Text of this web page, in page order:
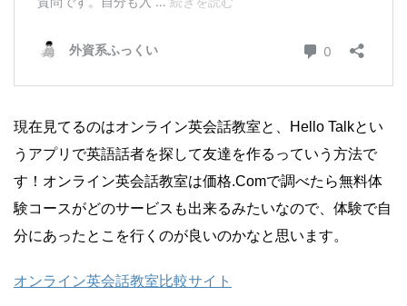
現在見てるのはオンライン英会話教室と、Hello Talkとい
うアプリで英語話者を探して友達を作るっていう方法で
す！オンライン英会話教室は価格.Comで調べたら無料体
験コースがどのサービスも出来るみたいなので、体験で自
分にあったとこを行くのが良いのかなと思います。
オンライン英会話教室比較サイト